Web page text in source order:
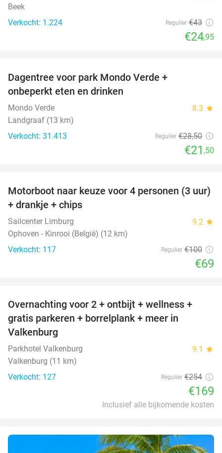
Beek
Verkocht: 1.224
Regulier €43
€24,95
Dagentree voor park Mondo Verde +
onbeperkt eten en drinken
Mondo Verde 8.3 star
Landgraaf (13 km)
Verkocht: 31.413
Regulier €28,50
€21 ,50
31%
Motorboot naar keuze voor 4 personen (3 uur)
+ drankje + chips
Sailcenter Limburg 9.2 star
Ophoven - Kinrooi (België) (12 km)
Verkocht: 117
Regulier €100
€69
33%
Overnachting voor 2 + ontbijt + wellness +
gratis parkeren + borrelplank + meer in
Valkenburg
Parkhotel Valkenburg 9.1 star
Valkenburg (11 km)
Verkocht: 127
Regulier €254
€169
Inclusief alle bijkomende kosten